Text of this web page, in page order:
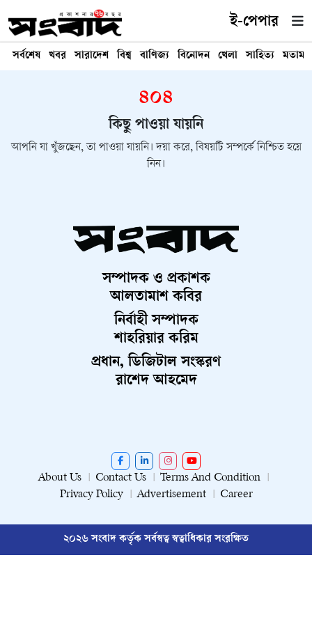
ই-পেপার
সর্বশেষ খবর সারাদেশ বিশ্ব বাণিজ্য বিনোদন খেলা সাহিত্য মতামত
৪০৪
কিছু পাওয়া যায়নি
আপনি যা খুঁজছেন, তা পাওয়া যায়নি। দয়া করে, বিষয়টি সম্পর্কে নিশ্চিত হয়ে
নিন।
সম্পাদক ও প্রকাশক
আলতামাশ কবির
নির্বাহী সম্পাদক
শাহরিয়ার করিম
প্রধান, ডিজিটাল সংস্করণ
রাশেদ আহমেদ
About Us Contact Us
Terms And Condition
Privacy Policy
Advertisement Career
২০২৬ সংবাদ কর্তৃক সর্বস্বত্ব স্বত্বাধিকার সংরক্ষিত